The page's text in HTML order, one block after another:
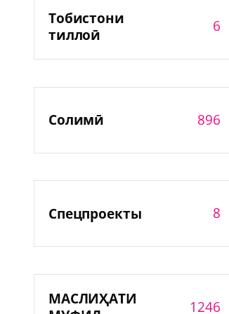
Тобистони
тиллоӣ
6
Солимӣ 896
Спецпроекты 8
МАСЛИҲАТИ
1246